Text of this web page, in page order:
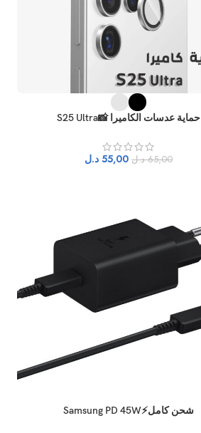
حماية عدسات الكاميرا 📸S25 Ultra
65,00 د.ل 55,00 د.ل
شحن كامل⚡Samsung PD 45W